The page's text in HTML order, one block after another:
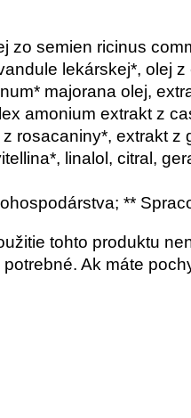
zo semien ricinus
lekárskej*, olej
majorana olej,
amonium extrakt z
rosacaniny*, extrakt z
linalol, citral,
**
tohto produktu
Ak máte